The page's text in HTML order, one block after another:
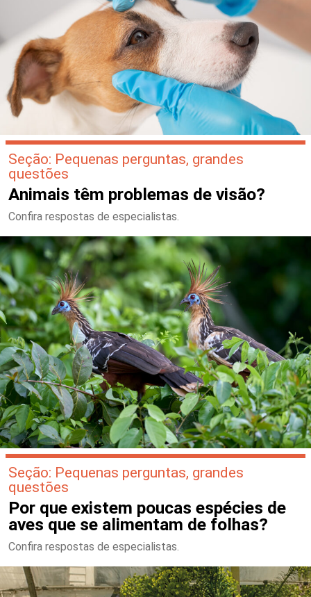
Seção: Pequenas perguntas, grandes
questões
Animais têm problemas de visão?
Confira respostas de especialistas.
Seção: Pequenas perguntas, grandes
questões
Por que existem poucas espécies de
aves que se alimentam de folhas?
Confira respostas de especialistas.